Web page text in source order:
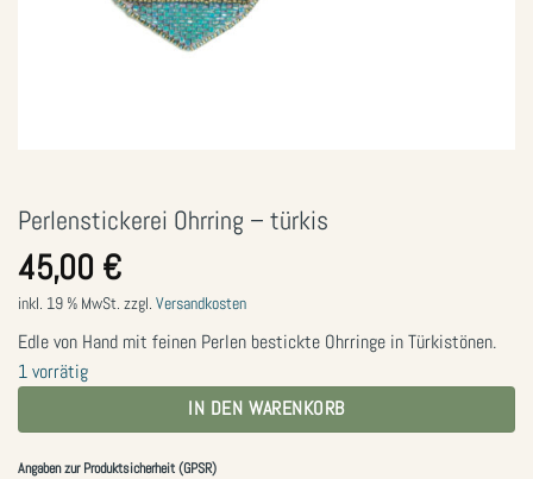
Perlenstickerei Ohrring – türkis
45,00 €
inkl. 19 % MwSt. zzgl. Versandkosten
Edle von Hand mit feinen Perlen bestickte Ohrringe in Türkistönen.
1 vorrätig
IN DEN WARENKORB
Angaben zur Produktsicherheit (GPSR)